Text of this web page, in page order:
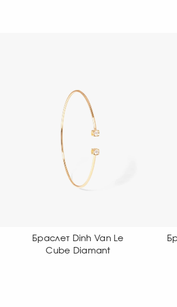
Браслет Dinh Van Le
Cube Diamant